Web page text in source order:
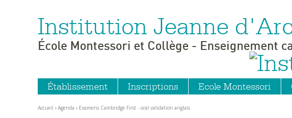
Aller
Aller
à
Outils
personnels
Institution Jeanne
École Montessori et Collège - Enseignement
Établissement Inscriptions Ecole Montessori
Accueil › Agenda › Examens Cambridge First - oral validation anglais